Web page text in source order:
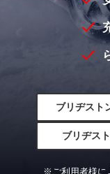
ブリヂスト
ブリヂス
※ご利用者様に